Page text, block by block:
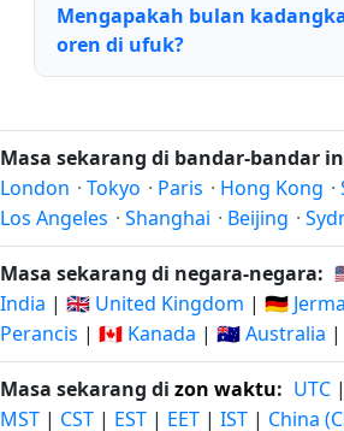
Mengapakah bulan
oren di ufuk?
Masa sekarang di bandar-bandar
London · Tokyo · Paris · Hong Kong ·
Los Angeles · Shanghai · Beijing ·
Masa sekarang di negara-negara:
India | 🇬🇧 United Kingdom | 🇩🇪
Perancis | 🇨🇦 Kanada | 🇦🇺 Australia |
Masa sekarang di zon waktu: UTC |
MST | CST | EST | EET | IST | China